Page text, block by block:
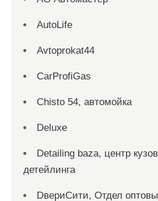
AutoLife
Avtoprokat44
CarProfiGas
Chisto 54, автомойка
Deluxe
Detailing baza, центр
детейлинга
DвериСити, Отдел